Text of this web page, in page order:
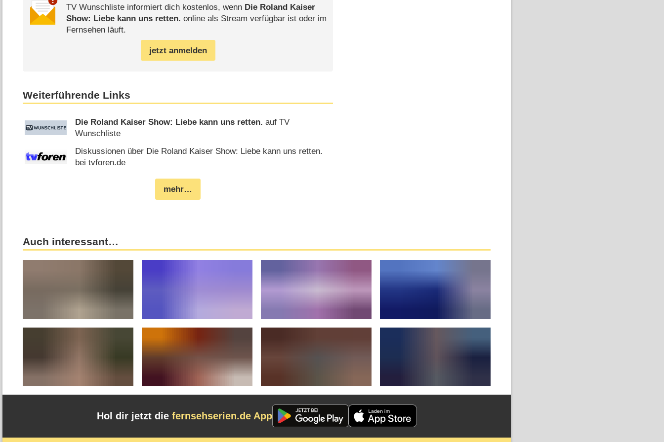
TV Wunschliste informiert dich kostenlos, wenn Die Roland Kaiser
Show: Liebe kann uns retten. online als Stream verfügbar ist oder im
Fernsehen läuft.
jetzt anmelden
Weiterführende Links
Die Roland Kaiser Show: Liebe kann uns retten. auf TV
Wunschliste
Diskussionen über Die Roland Kaiser Show: Liebe kann uns retten.
bei tvforen.de
mehr…
Auch interessant…
Hol dir jetzt die fernsehserien.de App